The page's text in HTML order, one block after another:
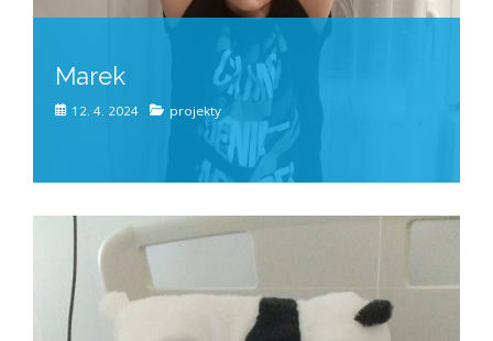
Marek
12. 4. 2024 projekty